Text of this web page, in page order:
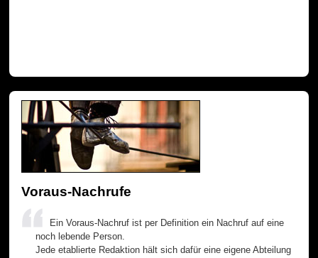
Voraus-Nachrufe
Ein Voraus-Nachruf ist per Definition ein Nachruf auf eine
noch lebende Person.
Jede etablierte Redaktion hält sich dafür eine eigene Abteilung